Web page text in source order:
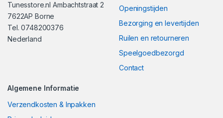
Tunesstore.nl Ambachtstraat 2
7622AP Borne
Tel. 0748200376
Nederland
Openingstijden
Bezorging en levertijden
Ruilen en retourneren
Speelgoedbezorgd
Contact
Algemene Informatie
Verzendkosten & Inpakken